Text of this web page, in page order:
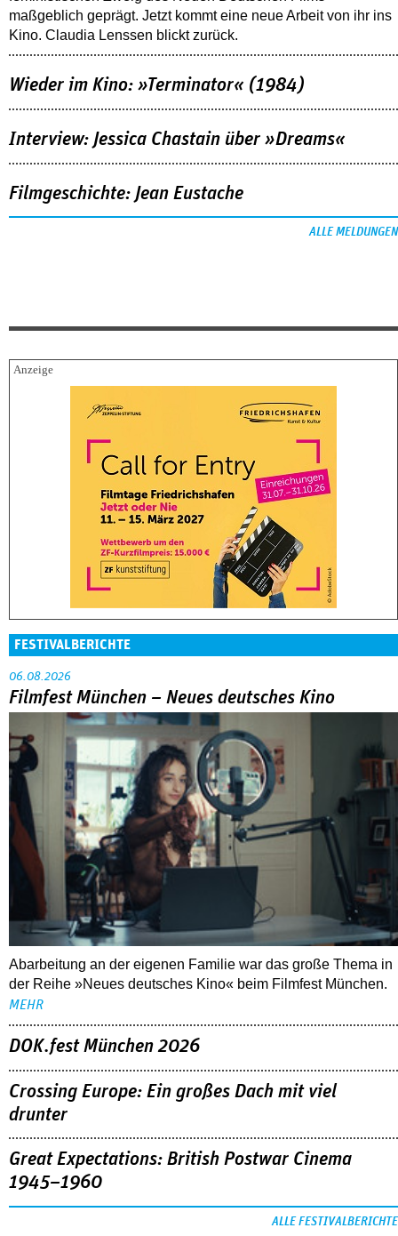
maßgeblich geprägt. Jetzt kommt eine neue Arbeit von ihr ins
Kino. Claudia Lenssen blickt zurück.
Wieder im Kino: »Terminator« (1984)
Interview: Jessica Chastain über »Dreams«
Filmgeschichte: Jean Eustache
ALLE MELDUNGEN
FESTIVALBERICHTE
06.08.2026
Filmfest München – Neues deutsches Kino
Abarbeitung an der eigenen Familie war das große Thema in
der Reihe »Neues deutsches Kino« beim Filmfest München.
MEHR
DOK.fest München 2026
Crossing Europe: Ein großes Dach mit viel
drunter
Great Expectations: British Postwar Cinema
1945–1960
ALLE FESTIVALBERICHTE